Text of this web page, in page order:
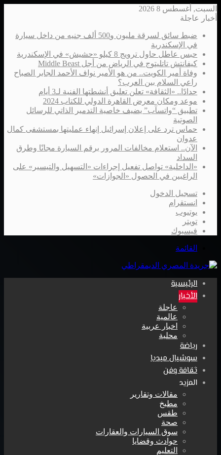
السبت, أغسطس 8 2026
أخبار عاجلة
ضبط سائق لسرقة مليون و500 ألف جنيه من داخل سيارة
في الإسكندرية
حبس عاطل حاول ترويج 8 كيلو «حشيش» في الإسكندرية
كيفانتش تاتليتوج في الرياض من أجل Middle Beast
وفاة أمير الكويت.. من هو الأمير نواف الأحمد الجابر الصباح
راعي السلام بين العرب؟
حدادًا.. «الثقافة» تعلن تعليق أنشطتها الفنية لـ3 أيام
موعد ومكان معرض القاهرة الدولي للكتاب 2024
تطبيق “واتسآب” يضيف خاصية التدمير الذاتي للرسائل
الصوتية
حماس ترد على إعلان إسرائيل إنهاء عمليتها بمستشفى كمال
عدوان
الآن.. استعلام مخالفات المرور برقم السيارة مجانًا وطرق
السداد
«الداخلية» تواصل تفعيل إجراءات «التسهيل والتيسير» على
الراغبين في الحصول «الجوازات»
تسجيل الدخول
انستقرام
يوتيوب
تويتر
فيسبوك
القائمة
الرئيسية
الأخبار
عاجلة
عالمية
اخبار عربية
محلية
رياضة
سوشيال ميديا
ثقافة وفن
المزيد
مقالات وتقارير
مطبخ
طقس
صحة
سوق السيارات والعقارات
حوادث وقضايا
التعليم